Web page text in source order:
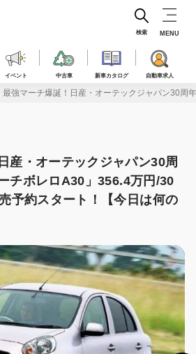
イベント 中古車 新車カタログ 自動車求人
検索 MENU
最強マーチ爆誕！日産・オーテックジャパン30周
産・オーテックジャパン30周
チボレロA30」356.4万円/30
予約スタート！【今日は何の